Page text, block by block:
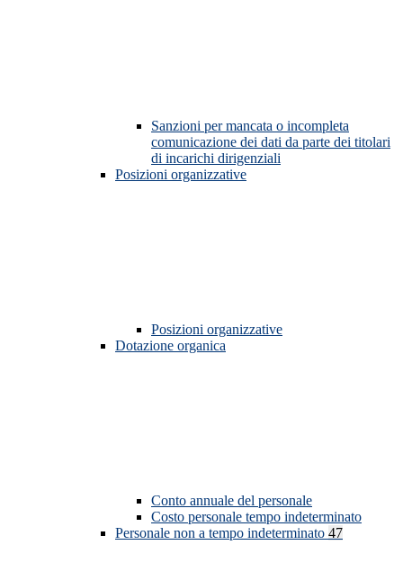
Sanzioni per mancata o incompleta
comunicazione dei dati da parte dei titolari
di incarichi dirigenziali
Posizioni organizzative
Posizioni organizzative
Dotazione organica
Conto annuale del personale
Costo personale tempo indeterminato
Personale non a tempo indeterminato 47